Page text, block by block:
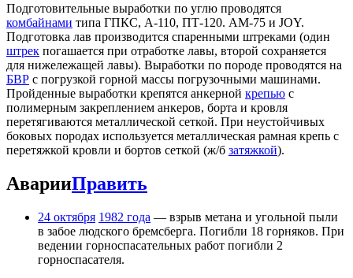
Подготовительные выработки по углю проводятся
комбайнами типа ГПКС, А-110, ПТ-120. АМ-75 и JOY.
Подготовка лав производится спаренными штреками (один
штрек погашается при отработке лавы, второй сохраняется
для нижележащей лавы). Выработки по породе проводятся на
БВР с погрузкой горной массы погрузочными машинами.
Пройденные выработки крепятся анкерной крепью с
полимерным закреплением анкеров, борта и кровля
перетягиваются металлической сеткой. При неустойчивых
боковых породах используется металлическая рамная крепь с
перетяжкой кровли и бортов сеткой (ж/б затяжкой).
АварииПравить
24 октября 1982 года — взрыв метана и угольной пыли
в забое людского бремсберга. Погибли 18 горняков. При
ведении горноспасательных работ погибли 2
горноспасателя.